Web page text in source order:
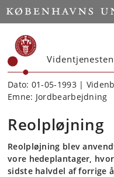
Start
Videntjenesten
Dato: 01-05-1993 |
Emne: Jordbearbejdning
Reolpløjning
Reolpløjning blev
vore hedeplantager,
sidste halvdel af forrige